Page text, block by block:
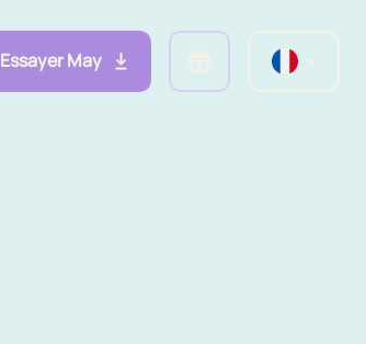
Essayer May